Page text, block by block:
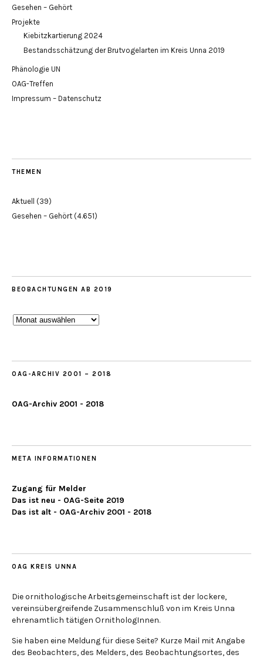
Gesehen – Gehört
Projekte
Kiebitzkartierung 2024
Bestandsschätzung der Brutvogelarten im Kreis Unna 2019
Phänologie UN
OAG-Treffen
Impressum – Datenschutz
THEMEN
Aktuell
(39)
Gesehen – Gehört (4.651)
BEOBACHTUNGEN AB 2019
Beobachtungen
OAG-ARCHIV 2001 – 2018
OAG-Archiv 2001 - 2018
META INFORMATIONEN
Zugang für Melder
Das ist neu - OAG-Seite 2019
Das ist alt - OAG-Archiv 2001 - 2018
OAG KREIS UNNA
Die ornithologische Arbeitsgemeinschaft ist der lockere,
vereinsübergreifende Zusammenschluß von im Kreis Unna
ehrenamtlich tätigen OrnithologInnen.
Sie haben eine Meldung für diese Seite? Kurze Mail mit Angabe
des Beobachters, des Melders, des Beobachtungsortes, des